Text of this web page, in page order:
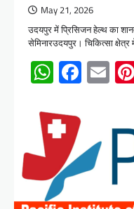
May 21, 2026
उदयपुर में प्रिसिजन हेल्थ का
सेमिनारउदयपुर। चिकित्सा